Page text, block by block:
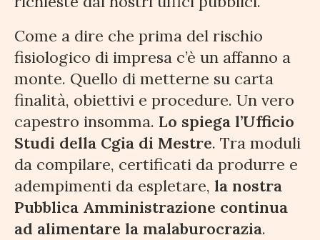
Come a dire che prima del rischio
fisiologico di impresa c’è un affanno a
monte. Quello di metterne su carta
finalità, obiettivi e procedure. Un vero
capestro insomma. Lo spiega l’Ufficio
Studi della Cgia di Mestre. Tra moduli
da compilare, certificati da produrre e
adempimenti da espletare, la nostra
Pubblica Amministrazione continua
ad alimentare la malaburocrazia.